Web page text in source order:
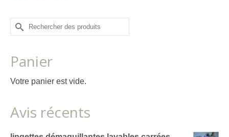
Rechercher :
Panier
Votre panier est vide.
Avis récents